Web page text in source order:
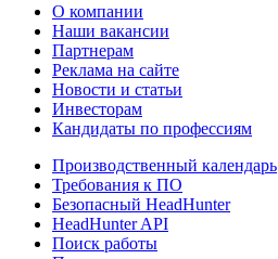
О компании
Наши вакансии
Партнерам
Реклама на сайте
Новости и статьи
Инвесторам
Кандидаты по профессиям
Производственный календарь
Требования к ПО
Безопасный HeadHunter
HeadHunter API
Поиск работы